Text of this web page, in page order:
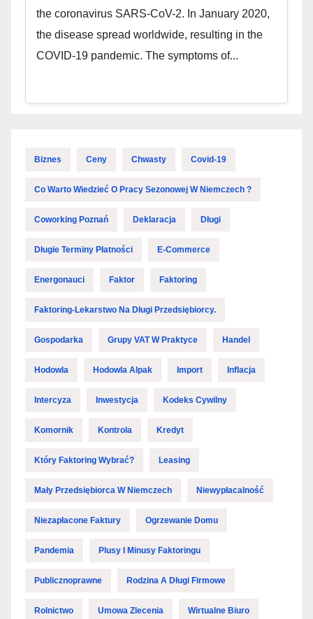
the coronavirus SARS-CoV-2. In January 2020,
the disease spread worldwide, resulting in the
COVID-19 pandemic. The symptoms of...
Biznes Ceny Chwasty Covid-19
Co Warto Wiedzieć O Pracy Sezonowej W Niemczech ?
Coworking Poznań Deklaracja Długi
Długie Terminy Płatności E-Commerce
Energonauci Faktor Faktoring
Faktoring-Lekarstwo Na Długi Przedsiębiorcy.
Gospodarka Grupy VAT W Praktyce Handel
Hodowla Hodowla Alpak Import Inflacja
Intercyza Inwestycja Kodeks Cywilny
Komornik Kontrola Kredyt
Który Faktoring Wybrać? Leasing
Mały Przedsiębiorca W Niemczech Niewypłacalność
Niezapłacone Faktury Ogrzewanie Domu
Pandemia Plusy I Minusy Faktoringu
Publicznoprawne Rodzina A Długi Firmowe
Rolnictwo Umowa Zlecenia Wirtualne Biuro